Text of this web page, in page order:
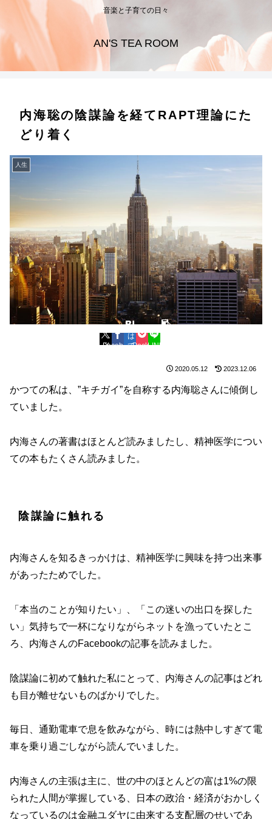
音楽と子育ての日々
AN'S TEA ROOM
内海聡の陰謀論を経てRAPT理論にた
どり着く
人生
X
Facebook
は
てPocketLINE
2020.05.12 2023.12.06
かつての私は、”キチガイ”を自称する内海聡さんに傾倒し
ていました。
内海さんの著書はほとんど読みましたし、精神医学につい
ての本もたくさん読みました。
陰謀論に触れる
内海さんを知るきっかけは、精神医学に興味を持つ出来事
があったためでした。
「本当のことが知りたい」、「この迷いの出口を探した
い」気持ちで一杯になりながらネットを漁っていたとこ
ろ、内海さんのFacebookの記事を読みました。
陰謀論に初めて触れた私にとって、内海さんの記事はどれ
も目が離せないものばかりでした。
毎日、通勤電車で息を飲みながら、時には熱中しすぎて電
車を乗り過ごしながら読んでいました。
内海さんの主張は主に、世の中のほとんどの富は1%の限
られた人間が掌握している、日本の政治・経済がおかしく
なっているのは金融ユダヤに由来する支配層のせいであ